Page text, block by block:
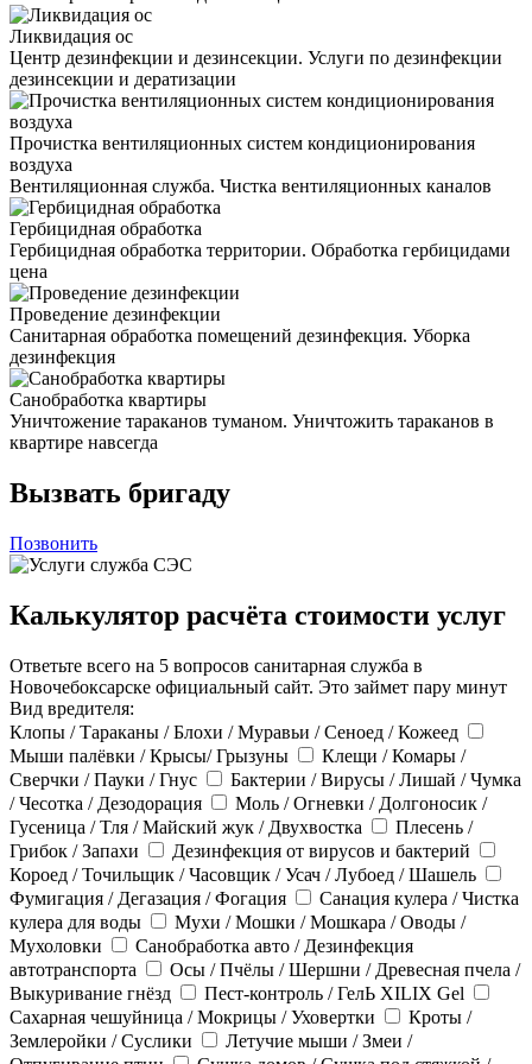
Ликвидация ос
Центр дезинфекции и дезинсекции. Услуги по дезинфекции
дезинсекции и дератизации
Прочистка вентиляционных систем кондиционирования
воздуха
Вентиляционная служба. Чистка вентиляционных каналов
Гербицидная обработка
Гербицидная обработка территории. Обработка гербицидами
цена
Проведение дезинфекции
Санитарная обработка помещений дезинфекция. Уборка
дезинфекция
Санобработка квартиры
Уничтожение тараканов туманом. Уничтожить тараканов в
квартире навсегда
Вызвать бригаду
Позвонить
Калькулятор расчёта стоимости услуг
Ответьте всего на 5 вопросов санитарная служба в
Новочебоксарске официальный сайт. Это займет пару минут
Вид вредителя:
Клопы / Тараканы / Блохи / Муравьи / Сеноед / Кожеед
Мыши палёвки / Крысы/ Грызуны
Клещи / Комары /
Сверчки / Пауки / Гнус
Бактерии / Вирусы / Лишай / Чумка
/ Чесотка / Дезодорация
Моль / Огневки / Долгоносик /
Гусеница / Тля / Майский жук / Двухвостка
Плесень /
Грибок / Запахи
Дезинфекция от вирусов и бактерий
Короед / Точильщик / Часовщик / Усач / Лубоед / Шашель
Фумигация / Дегазация / Фогация
Санация кулера / Чистка
кулера для воды
Мухи / Мошки / Мошкара / Оводы /
Мухоловки
Санобработка авто / Дезинфекция
автотранспорта
Осы / Пчёлы / Шершни / Древесная пчела /
Выкуривание гнёзд
Пест-контроль / ГелЬ XILIX Gel
Сахарная чешуйница / Мокрицы / Уховертки
Кроты /
Землеройки / Суслики
Летучие мыши / Змеи /